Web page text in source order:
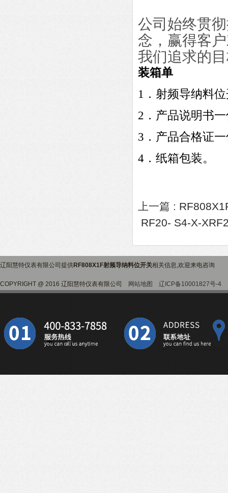
公司始终贯
念，赢得客
我们追求的
装箱单
1 ．射频导纳料
2 ．产品说明书
3 ．产品合格证
4 ．纸箱包装。
上一篇 :
RF20- S4-X-
辽阳慧特仪表有限公司提供RF808X1F射频导纳料位开关相关信息,欢迎来电咨询
COPYRIGHT @ 2016 辽阳慧特仪表有限公司 网站地图 辽ICP备10001827号-4